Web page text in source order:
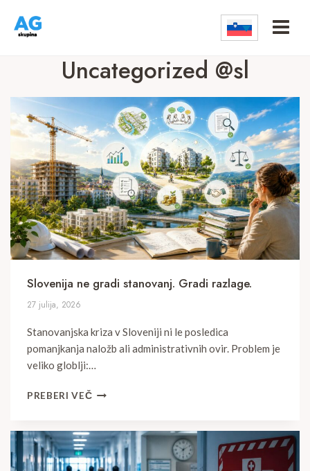
Uncategorized @sl
Slovenija ne gradi stanovanj. Gradi razlage.
27 julija, 2026
Stanovanjska kriza v Sloveniji ni le posledica
pomanjkanja naložb ali administrativnih ovir. Problem je
veliko globlji:…
PREBERI VEČSLOVENIJA
STANOVANJ.
GRADI
RAZLAGE.